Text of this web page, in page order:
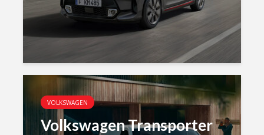
VOLKSWAGEN
Volkswagen Transporter